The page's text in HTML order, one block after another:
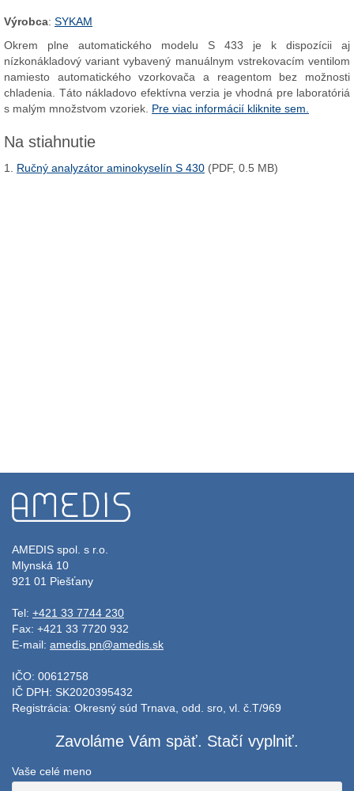
Výrobca: SYKAM
Okrem plne automatického modelu S 433 je k dispozícii aj
nízkonákladový variant vybavený manuálnym vstrekovacím ventilom
namiesto automatického vzorkovača a reagentom bez možnosti
chladenia. Táto nákladovo efektívna verzia je vhodná pre laboratóriá
s malým množstvom vzoriek. Pre viac informácií kliknite sem.
Na stiahnutie
1. Ručný analyzátor aminokyselín S 430 (PDF, 0.5 MB)
AMEDIS spol. s r.o.
Mlynská 10
921 01 Piešťany
Tel: +421 33 7744 230
Fax: +421 33 7720 932
E-mail: amedis.pn@amedis.sk
IČO: 00612758
IČ DPH: SK2020395432
Registrácia: Okresný súd Trnava, odd. sro, vl. č.T/969
Zavoláme Vám späť. Stačí vyplniť.
Vaše celé meno